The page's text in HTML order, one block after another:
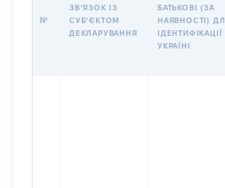
№
ЗВʼЯЗОК ІЗ
СУБʼЄКТОМ
ДЕКЛАРУВАННЯ
БАТЬКОВІ (ЗА
НАЯВНОСТІ)
ІДЕНТИФІКАЦІЇ
УКРАЇНІ